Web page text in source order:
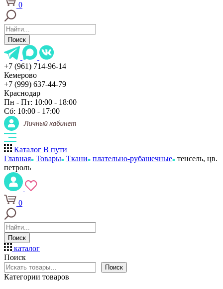
0
Поиск
+7 (961) 714-96-14
Кемерово
+7 (999) 637-44-79
Краснодар
Пн - Пт: 10:00 - 18:00
Сб: 10:00 - 17:00
Каталог В пути
Главная Товары Ткани плательно-рубашечные тенсель, цв.
петроль
0
Поиск
каталог
Поиск
Поиск
Категории товаров